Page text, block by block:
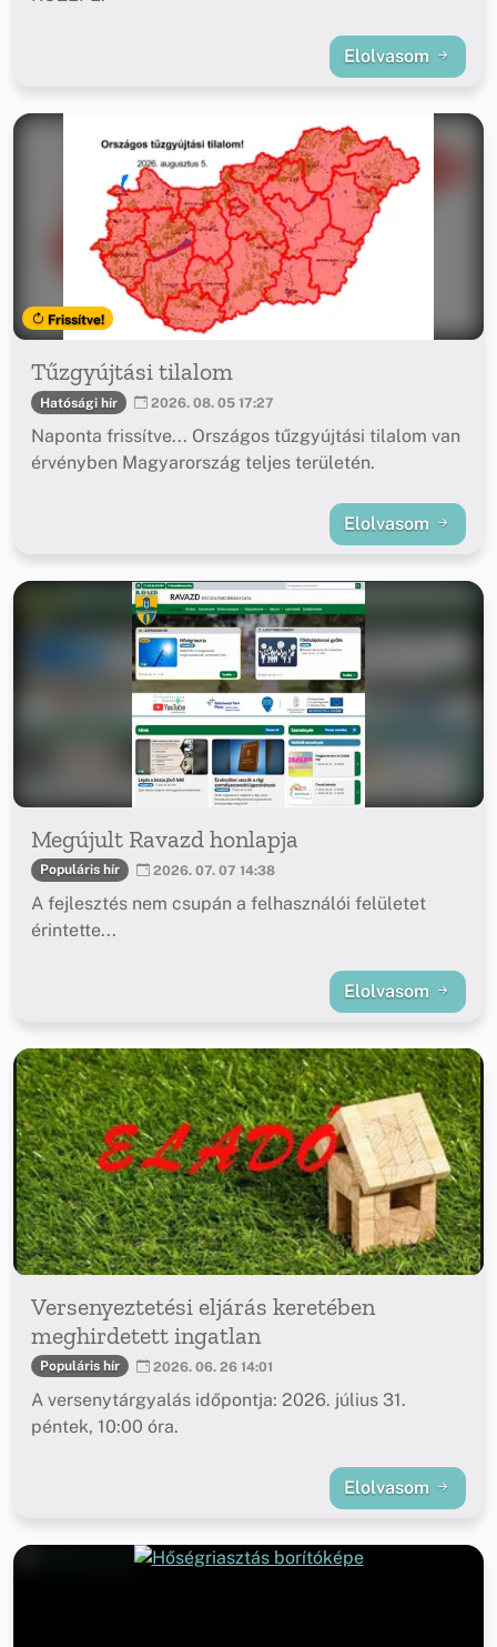
Elolvasom
Frissítve!
Tűzgyújtási tilalom
Hatósági hír 2026. 08. 05 17:27
Naponta frissítve... Országos tűzgyújtási tilalom van
érvényben Magyarország teljes területén.
Elolvasom
Megújult Ravazd honlapja
Populáris hír 2026. 07. 07 14:38
A fejlesztés nem csupán a felhasználói felületet
érintette...
Elolvasom
Versenyeztetési eljárás keretében
meghirdetett ingatlan
Populáris hír 2026. 06. 26 14:01
A versenytárgyalás időpontja: 2026. július 31.
péntek, 10:00 óra.
Elolvasom